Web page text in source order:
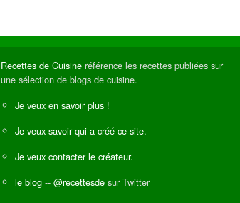
Recettes de Cuisine référence les recettes publiées sur
une sélection de blogs de cuisine.
Je veux en savoir plus !
Je veux savoir qui a créé ce site.
Je veux contacter le créateur.
le blog -- @recettesde sur Twitter